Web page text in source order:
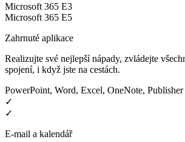
Microsoft 365 E3
Microsoft 365 E5
Zahrnuté aplikace
Realizujte své nejlepší nápady, zvládejte
spojení, i když jste na cestách.
PowerPoint, Word, Excel, OneNote,
✓
✓
E-mail a kalendář